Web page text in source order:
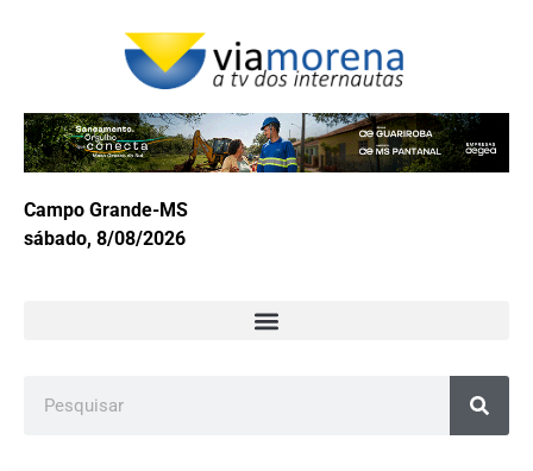
Campo Grande-MS
sábado, 8/08/2026